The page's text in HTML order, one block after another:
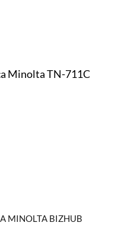
Minolta TN-711C
MINOLTA BIZHUB